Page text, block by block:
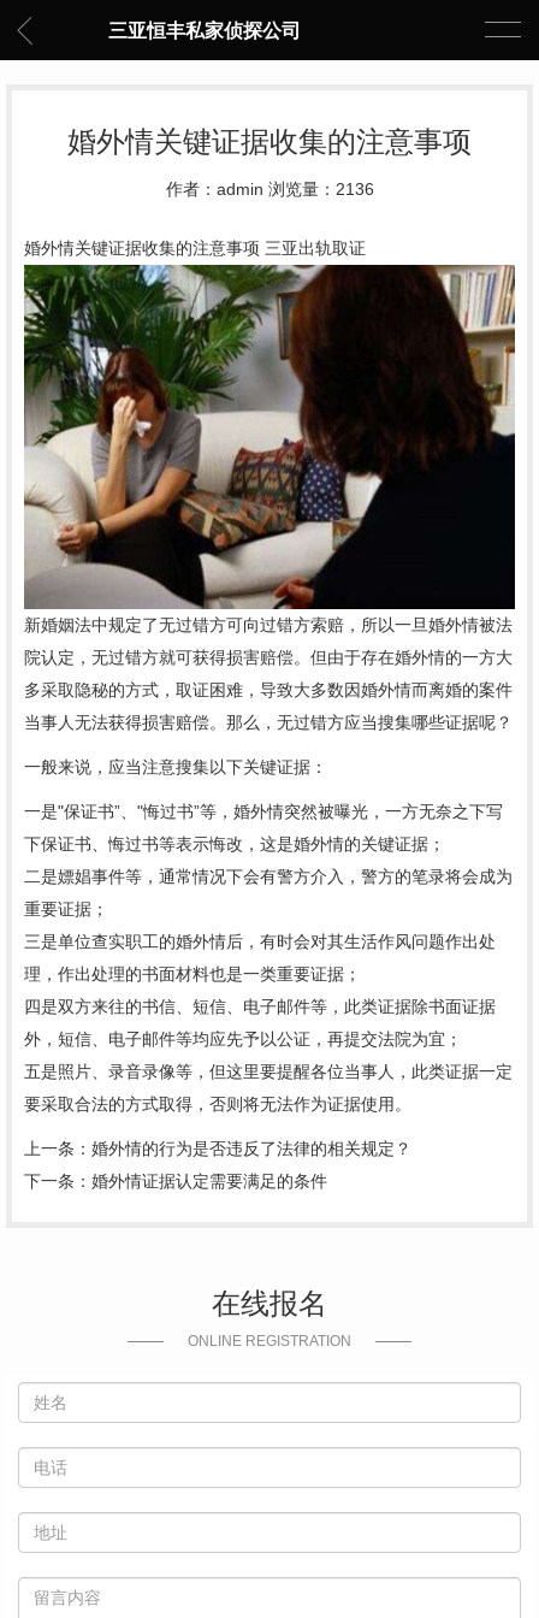
三亚恒丰私家侦探公司
婚外情关键证据收集的注意事项
作者：admin 浏览量：2136
婚外情关键证据收集的注意事项 三亚出轨取证
新婚姻法中规定了无过错方可向过错方索赔，所以一旦婚外情被法
院认定，无过错方就可获得损害赔偿。但由于存在婚外情的一方大
多采取隐秘的方式，取证困难，导致大多数因婚外情而离婚的案件
当事人无法获得损害赔偿。那么，无过错方应当搜集哪些证据呢？
一般来说，应当注意搜集以下关键证据：
一是"保证书”、"悔过书”等，婚外情突然被曝光，一方无奈之下写
下保证书、悔过书等表示悔改，这是婚外情的关键证据；
二是嫖娼事件等，通常情况下会有警方介入，警方的笔录将会成为
重要证据；
三是单位查实职工的婚外情后，有时会对其生活作风问题作出处
理，作出处理的书面材料也是一类重要证据；
四是双方来往的书信、短信、电子邮件等，此类证据除书面证据
外，短信、电子邮件等均应先予以公证，再提交法院为宜；
五是照片、录音录像等，但这里要提醒各位当事人，此类证据一定
要采取合法的方式取得，否则将无法作为证据使用。
上一条： 婚外情的行为是否违反了法律的相关规定？
下一条： 婚外情证据认定需要满足的条件
在线报名
ONLINE REGISTRATION